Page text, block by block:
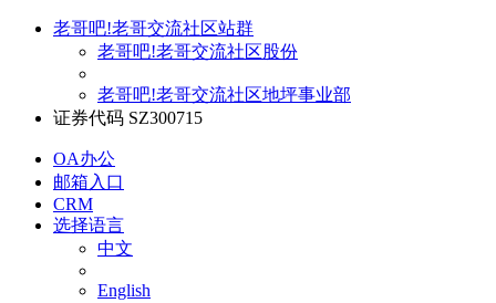
老哥吧!老哥交流社区站群
老哥吧!老哥交流社区股份
老哥吧!老哥交流社区地坪事业部
证券代码 SZ300715
OA办公
邮箱入口
CRM
选择语言
中文
English